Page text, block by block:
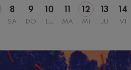
8
SA
9
DO
10
LU MA
12
MI
13
JU
14
VI